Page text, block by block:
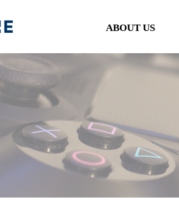
ABOUT US
행사일정
제휴 및 협력제안